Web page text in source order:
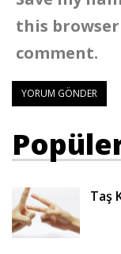
this
comment.
Taş